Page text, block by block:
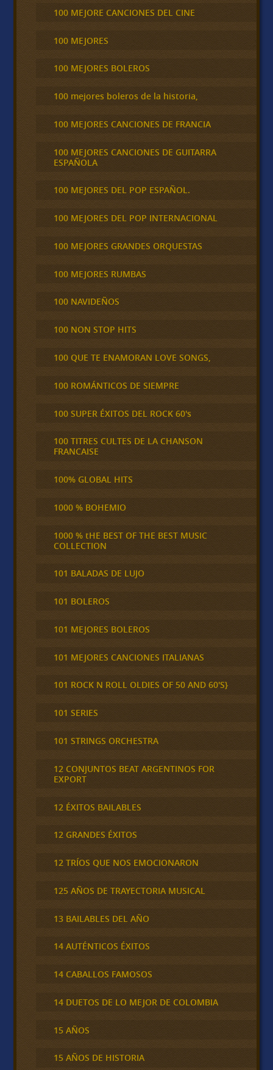
100 MEJORE CANCIONES DEL CINE
100 MEJORES
100 MEJORES BOLEROS
100 mejores boleros de la historia,
100 MEJORES CANCIONES DE FRANCIA
100 MEJORES CANCIONES DE GUITARRA
ESPAÑOLA
100 MEJORES DEL POP ESPAÑOL.
100 MEJORES DEL POP INTERNACIONAL
100 MEJORES GRANDES ORQUESTAS
100 MEJORES RUMBAS
100 NAVIDEÑOS
100 NON STOP HITS
100 QUE TE ENAMORAN LOVE SONGS,
100 ROMÁNTICOS DE SIEMPRE
100 SUPER ÉXITOS DEL ROCK 60's
100 TITRES CULTES DE LA CHANSON
FRANCAISE
100% GLOBAL HITS
1000 % BOHEMIO
1000 % tHE BEST OF THE BEST MUSIC
COLLECTION
101 BALADAS DE LUJO
101 BOLEROS
101 MEJORES BOLEROS
101 MEJORES CANCIONES ITALIANAS
101 ROCK N ROLL OLDIES OF 50 AND 60'S}
101 SERIES
101 STRINGS ORCHESTRA
12 CONJUNTOS BEAT ARGENTINOS FOR
EXPORT
12 ÉXITOS BAILABLES
12 GRANDES ÉXITOS
12 TRÍOS QUE NOS EMOCIONARON
125 AÑOS DE TRAYECTORIA MUSICAL
13 BAILABLES DEL AÑO
14 AUTÉNTICOS ÉXITOS
14 CABALLOS FAMOSOS
14 DUETOS DE LO MEJOR DE COLOMBIA
15 AÑOS
15 AÑOS DE HISTORIA